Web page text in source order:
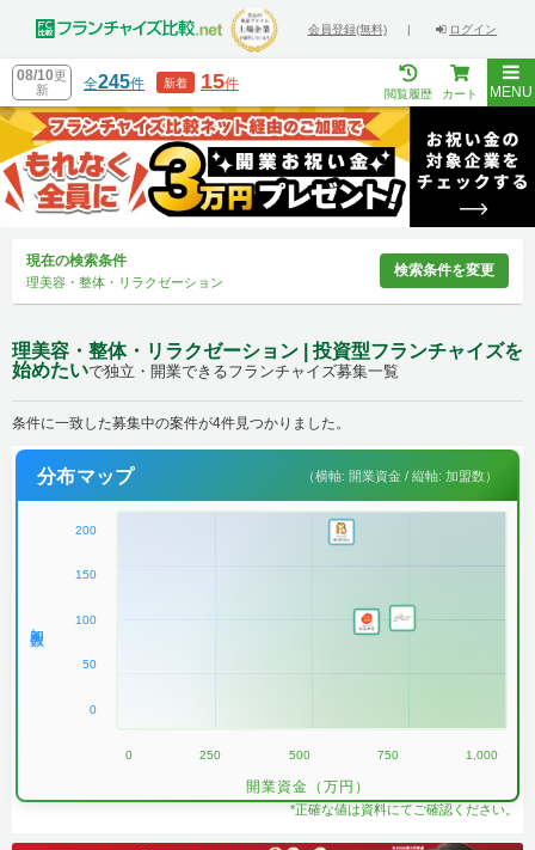
会員登録(無料) | ログイン
08/10更
新
全245件 新着 15件
閲覧履歴 カート MENU
現在の検索条件
理美容・整体・リラクゼーション
検索条件を変更
理美容・整体・リラクゼーション | 投資型フランチャイズを
始めたいで独立・開業できるフランチャイズ募集一覧
条件に一致した募集中の案件が4件見つかりました。
分布マップ （横軸: 開業資金 / 縦軸: 加盟数）
200
150
100
50
0
0 250 500 750 1,000
開業資金（万円）
*正確な値は資料にてご確認ください。